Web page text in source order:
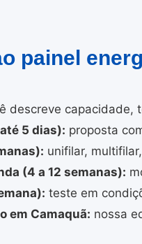
painel
descreve capacidade,
5 dias): proposta
unifilar,
(4 a 12 semanas):
teste em
em Camaquã: nossa